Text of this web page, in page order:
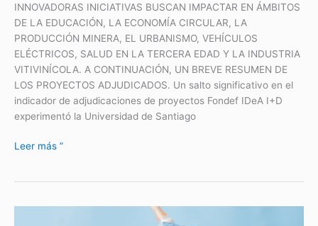
INNOVADORAS INICIATIVAS BUSCAN IMPACTAR EN ÁMBITOS
DE LA EDUCACIÓN, LA ECONOMÍA CIRCULAR, LA
PRODUCCIÓN MINERA, EL URBANISMO, VEHÍCULOS
ELÉCTRICOS, SALUD EN LA TERCERA EDAD Y LA INDUSTRIA
VITIVINÍCOLA. A CONTINUACIÓN, UN BREVE RESUMEN DE
LOS PROYECTOS ADJUDICADOS. Un salto significativo en el
indicador de adjudicaciones de proyectos Fondef IDeA I+D
experimentó la Universidad de Santiago
últimos
años
Leer más ”